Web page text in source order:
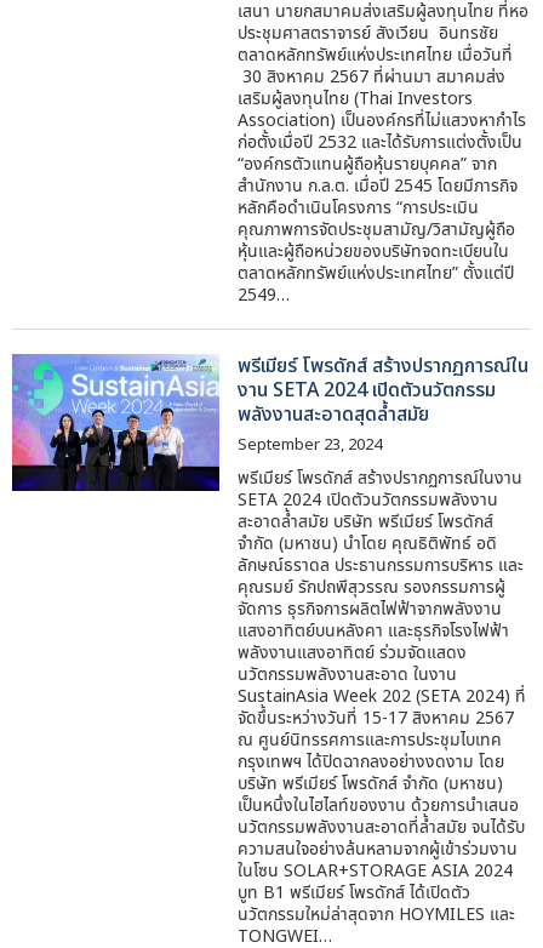
เสนา นายกสมาคมส่งเสริมผู้ลงทุนไทย ที่หอ
ประชุมศาสตราจารย์ สังเวียน อินทรชัย
ตลาดหลักทรัพย์แห่งประเทศไทย เมื่อวันที่
30 สิงหาคม 2567 ที่ผ่านมา สมาคมส่ง
เสริมผู้ลงทุนไทย (Thai Investors
Association) เป็นองค์กรที่ไม่แสวงหากำไร
ก่อตั้งเมื่อปี 2532 และได้รับการแต่งตั้งเป็น
“องค์กรตัวแทนผู้ถือหุ้นรายบุคคล” จาก
สำนักงาน ก.ล.ต. เมื่อปี 2545 โดยมีภารกิจ
หลักคือดำเนินโครงการ “การประเมิน
คุณภาพการจัดประชุมสามัญ/วิสามัญผู้ถือ
หุ้นและผู้ถือหน่วยของบริษัทจดทะเบียนใน
ตลาดหลักทรัพย์แห่งประเทศไทย” ตั้งแต่ปี
2549…
พรีเมียร์ โพรดักส์ สร้างปรากฏการณ์ใน
งาน SETA 2024 เปิดตัวนวัตกรรม
พลังงานสะอาดสุดล้ำสมัย
September 23, 2024
พรีเมียร์ โพรดักส์ สร้างปรากฏการณ์ในงาน
SETA 2024 เปิดตัวนวัตกรรมพลังงาน
สะอาดล้ำสมัย บริษัท พรีเมียร์ โพรดักส์
จำกัด (มหาชน) นำโดย คุณธิติพัทธ์ อดิ
ลักษณ์ธราดล ประธานกรรมการบริหาร และ
คุณรมย์ รักปถพีสุวรรณ รองกรรมการผู้
จัดการ ธุรกิจการผลิตไฟฟ้าจากพลังงาน
แสงอาทิตย์บนหลังคา และธุรกิจโรงไฟฟ้า
พลังงานแสงอาทิตย์ ร่วมจัดแสดง
นวัตกรรมพลังงานสะอาด ในงาน
SustainAsia Week 202 (SETA 2024) ที่
จัดขึ้นระหว่างวันที่ 15-17 สิงหาคม 2567
ณ ศูนย์นิทรรศการและการประชุมไบเทค
กรุงเทพฯ ได้ปิดฉากลงอย่างงดงาม โดย
บริษัท พรีเมียร์ โพรดักส์ จำกัด (มหาชน)
เป็นหนึ่งในไฮไลท์ของงาน ด้วยการนำเสนอ
นวัตกรรมพลังงานสะอาดที่ล้ำสมัย จนได้รับ
ความสนใจอย่างล้นหลามจากผู้เข้าร่วมงาน
ในโซน SOLAR+STORAGE ASIA 2024
บูท B1 พรีเมียร์ โพรดักส์ ได้เปิดตัว
นวัตกรรมใหม่ล่าสุดจาก HOYMILES และ
TONGWEI…